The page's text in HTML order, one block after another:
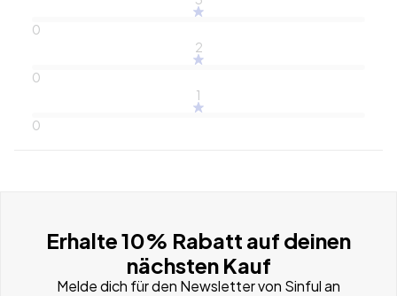
0
2
0
1
0
Erhalte 10% Rabatt auf deinen
nächsten Kauf
Melde dich für den Newsletter von Sinful an